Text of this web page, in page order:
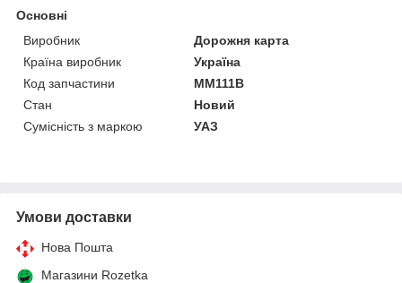
Основні
Виробник
Дорожня карта
Країна виробник
Україна
Код запчастини
ММ111В
Стан
Новий
Сумісність з маркою
УАЗ
Умови доставки
Нова Пошта
Магазини Rozetka